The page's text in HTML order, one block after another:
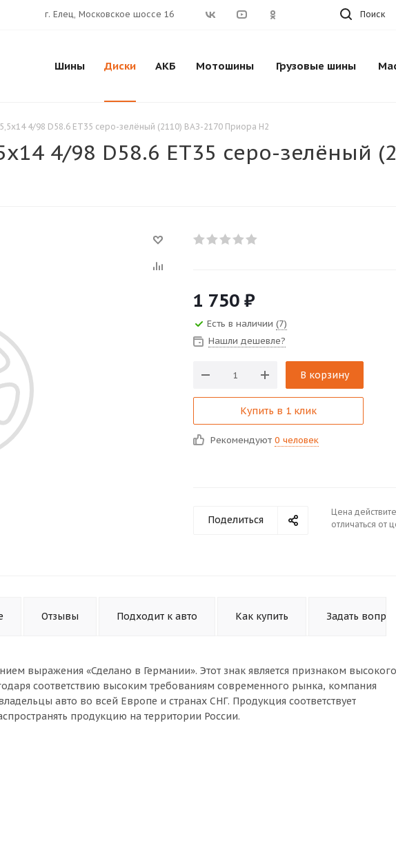
г. Елец, Московское шоссе 16 Поиск
Шины Диски АКБ Мотошины Грузовые шины
4/98 D58.6 ET35 серо-зелёный (2110) ВАЗ-2170 Приора Н2
4/98 D58.6 ET35 серо-зелёный
1 750 ₽
Есть в наличии (7)
Нашли дешевле?
В корзину
Купить в 1 клик
Рекомендуют 0 человек
Поделиться
Цена
отличаться от
Отзывы Подходит к авто Как купить Задать
выражения «Сделано в Германии». Этот знак является признаком высокого
соответствию высоким требованиям современного рынка, компания
авто во всей Европе и странах СНГ. Продукция соответствует
продукцию на территории России.